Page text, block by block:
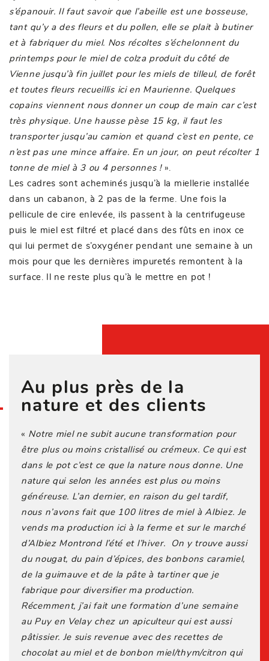
s’épanouir. Il faut savoir que l’abeille est une bosseuse,
tant qu’y a des fleurs et du pollen, elle se plait à butiner
et à fabriquer du miel. Nos récoltes s’échelonnent du
printemps pour le miel de colza produit du côté de
Vienne jusqu’à fin juillet pour les miels de tilleul, de forêt
et toutes fleurs recueillis ici en Maurienne. Quelques
copains viennent nous donner un coup de main car c’est
très physique. Une hausse pèse 15 kg, il faut les
transporter jusqu’au camion et quand c’est en pente, ce
n’est pas une mince affaire. En un jour, on peut récolter 1
tonne de miel à 3 ou 4 personnes ! ».
Les cadres sont acheminés jusqu’à la miellerie installée
dans un cabanon, à 2 pas de la ferme. Une fois la
pellicule de cire enlevée, ils passent à la centrifugeuse
puis le miel est filtré et placé dans des fûts en inox ce
qui lui permet de s’oxygéner pendant une semaine à un
mois pour que les dernières impuretés remontent à la
surface. Il ne reste plus qu’à le mettre en pot !
Au plus près de la
nature et des clients
« Notre miel ne subit aucune transformation pour
être plus ou moins cristallisé ou crémeux. Ce qui est
dans le pot c’est ce que la nature nous donne. Une
nature qui selon les années est plus ou moins
généreuse. L’an dernier, en raison du gel tardif,
nous n’avons fait que 100 litres de miel à Albiez. Je
vends ma production ici à la ferme et sur le marché
d’Albiez Montrond l’été et l’hiver. On y trouve aussi
du nougat, du pain d’épices, des bonbons caramiel,
de la guimauve et de la pâte à tartiner que je
fabrique pour diversifier ma production.
Récemment, j’ai fait une formation d’une semaine
au Puy en Velay chez un apiculteur qui est aussi
pâtissier. Je suis revenue avec des recettes de
chocolat au miel et de bonbon miel/thym/citron qui